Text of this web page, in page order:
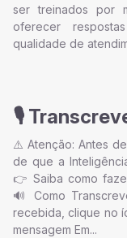
ser treinados por
oferecer
qualidade de
🎙️
⚠️ Atenção: Antes
de que a
👉 Saiba como
🔊 Como
recebida, clique no
mensagem Em...